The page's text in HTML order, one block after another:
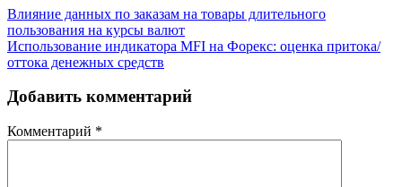
Влияние данных по заказам на товары длительного
пользования на курсы валют
Использование индикатора MFI на Форекс: оценка притока/
оттока денежных средств
Добавить комментарий
Комментарий *